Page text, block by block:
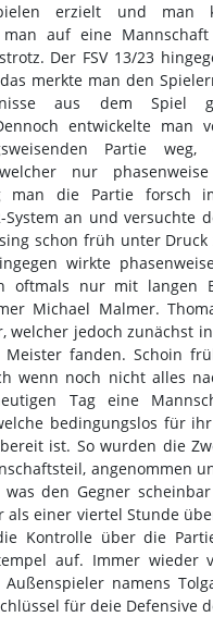
erzielt und man
man auf eine
Der FSV 13/23
merkte man den
aus dem Spiel
entwickelte man
Partie weg,
nur
man die Partie forsch
System an und versuchte
schon früh unter
wirkte
oftmals nur mit langen
Michael Malmer.
welcher jedoch zunächst
Meister fanden. Schoin
wenn noch nicht alles
Tag eine
bedingungslos für
ist. So wurden die
angenommen
was den Gegner
als einer viertel Stunde
Kontrolle über die
auf. Immer wieder
namens
für deie Defensive